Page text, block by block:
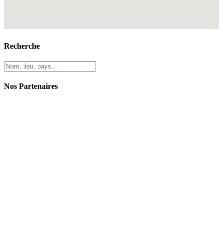
Recherche
Nos Partenaires